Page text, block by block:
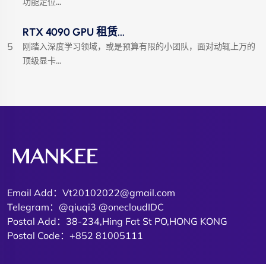
5
RTX 4090 GPU 租赁...
刚踏入深度学习领域，或是预算有限的小团队，面对动辄上万的
顶级显卡...
Email Add：Vt20102022@gmail.com
Telegram：@qiuqi3 @onecloudIDC
Postal Add：38-234,Hing Fat St PO,HONG KONG
Postal Code：+852 81005111